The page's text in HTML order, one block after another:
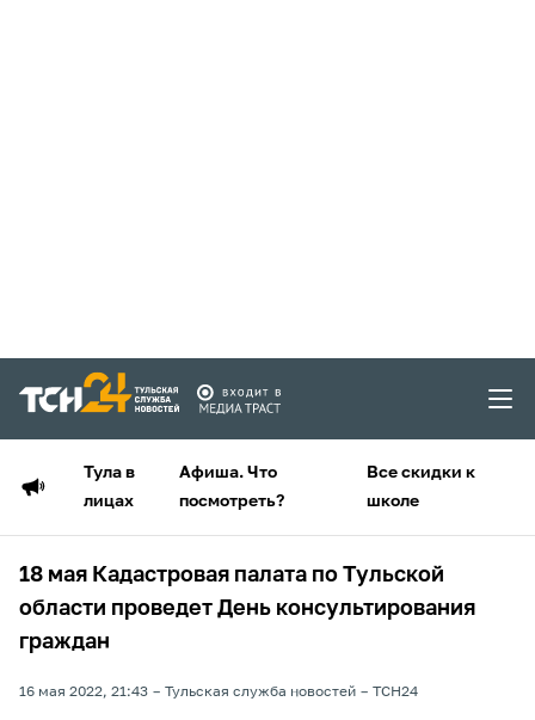
Тула в
лицах
Афиша. Что
посмотреть?
Все скидки к
школе
18 мая Кадастровая палата по Тульской
области проведет День консультирования
граждан
16 мая 2022, 21:43 Тульская служба новостей ТСН24